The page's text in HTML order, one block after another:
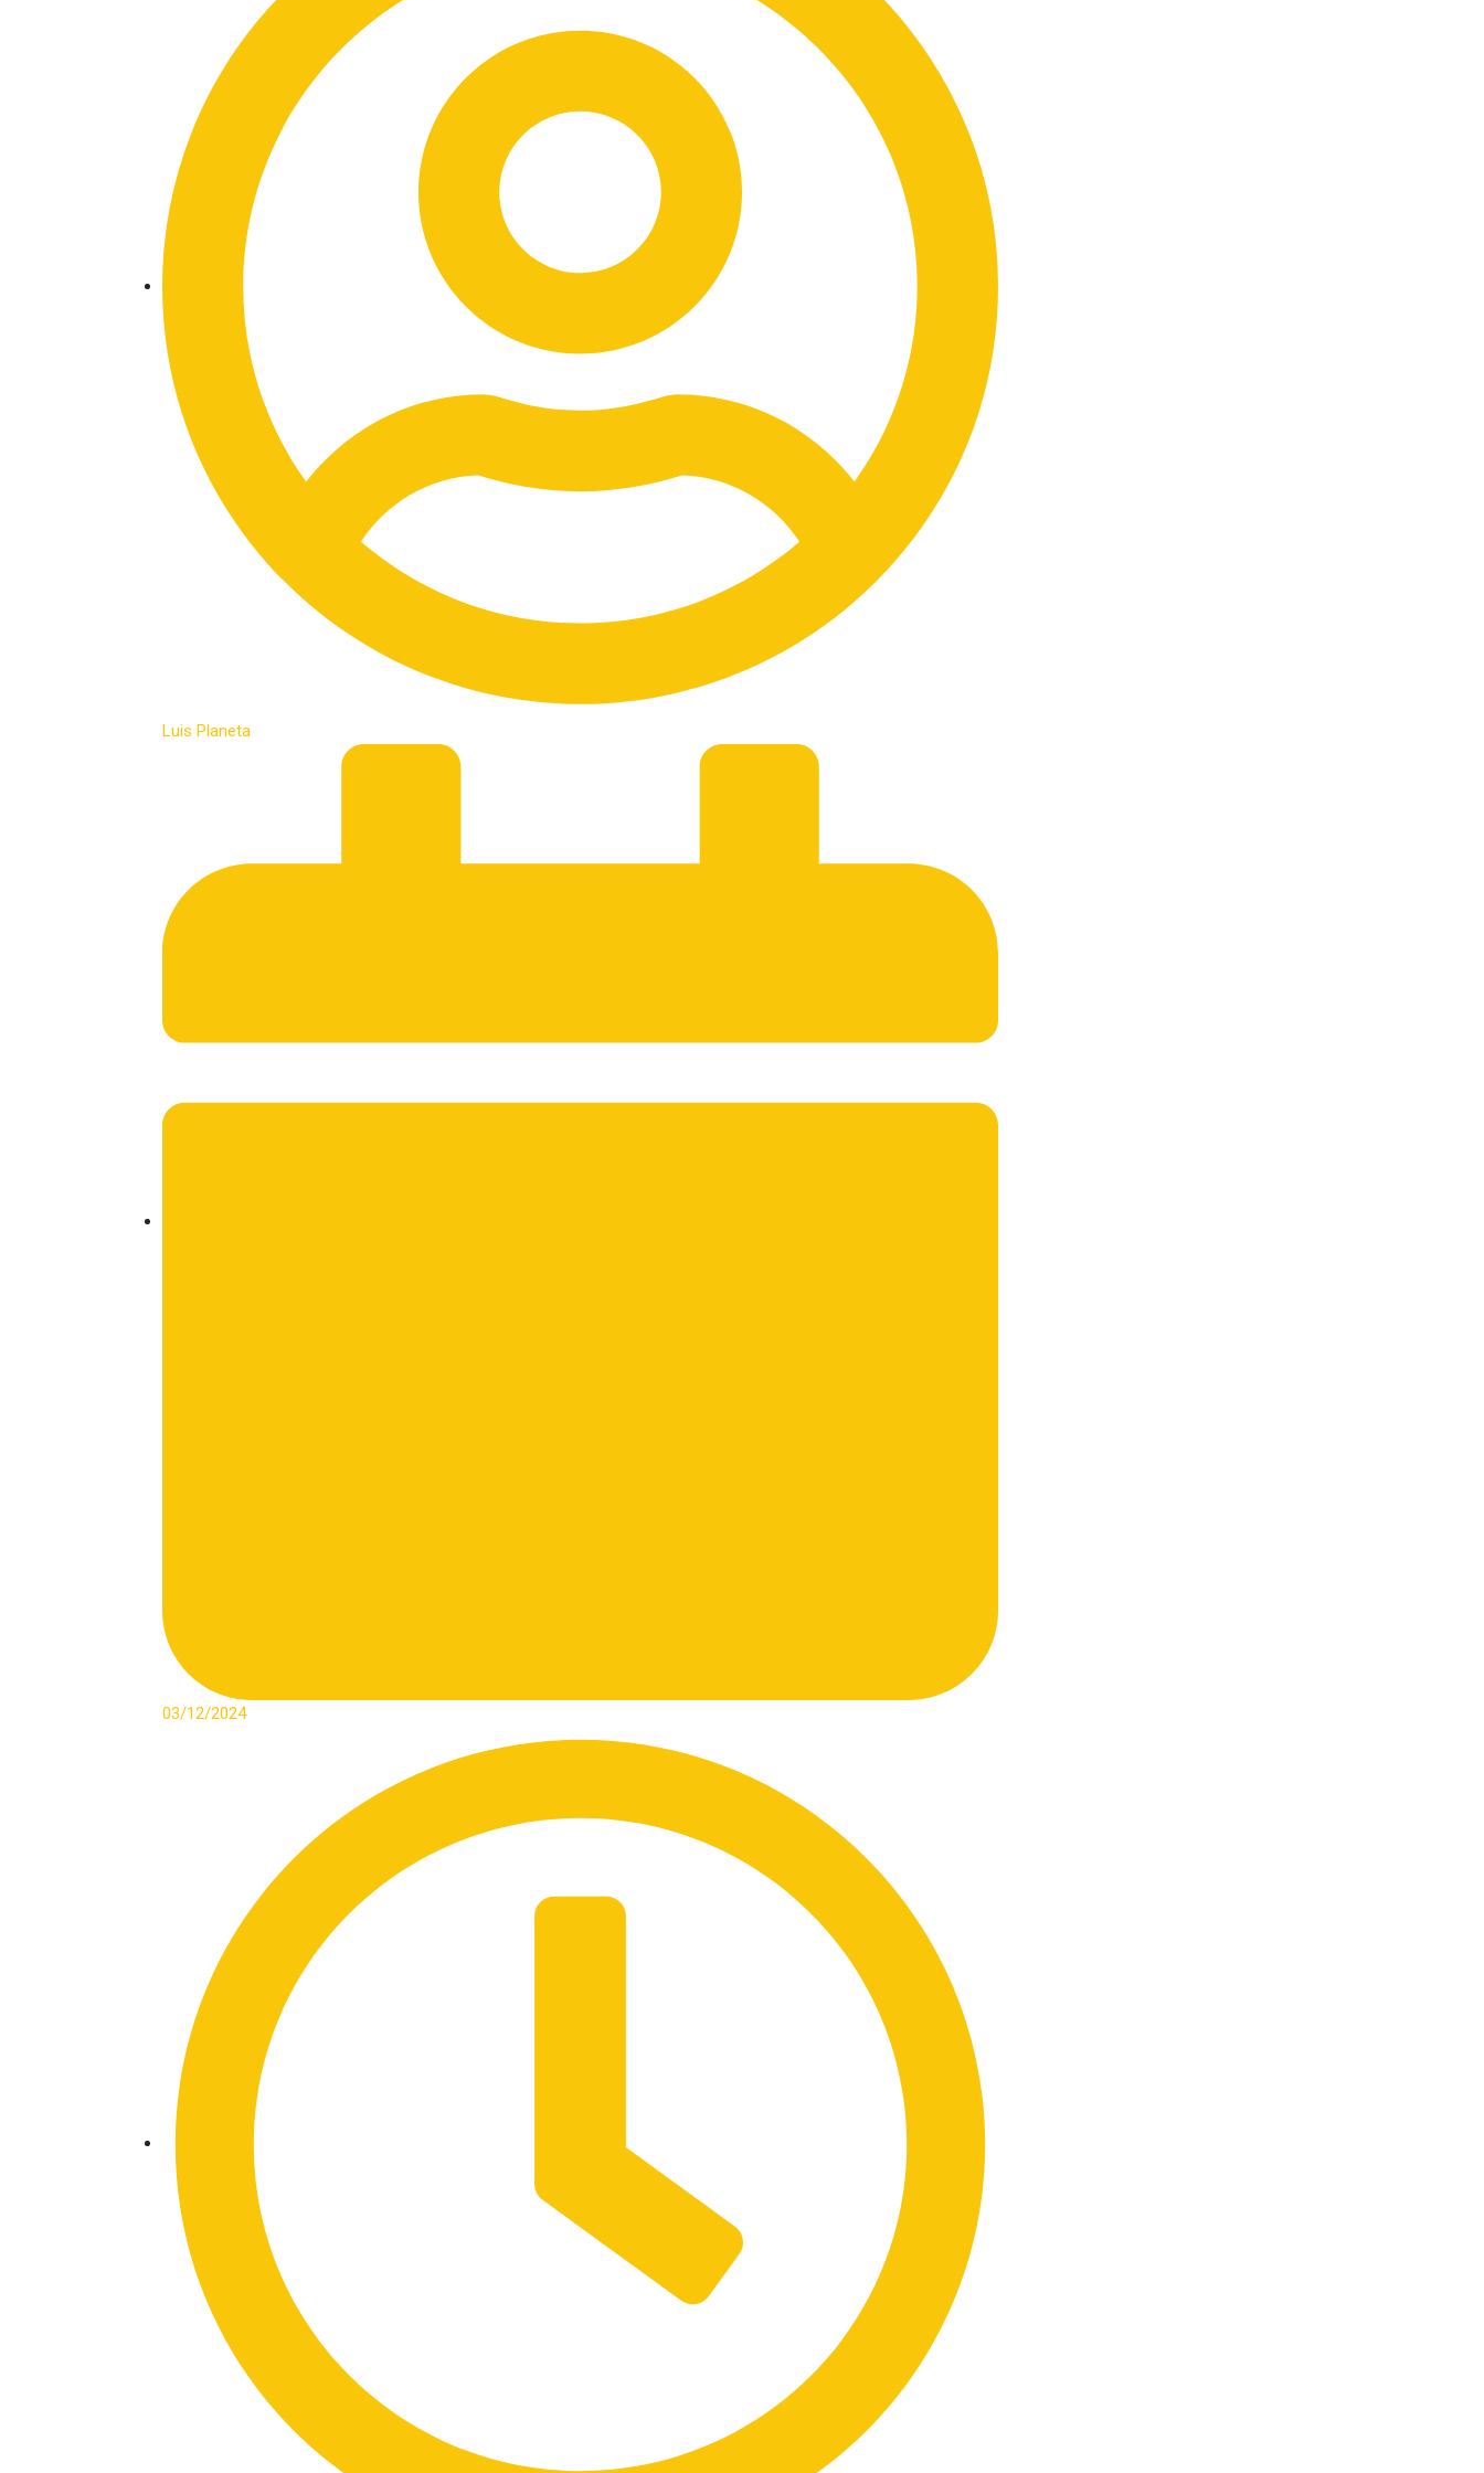
Luis Planeta
03/12/2024